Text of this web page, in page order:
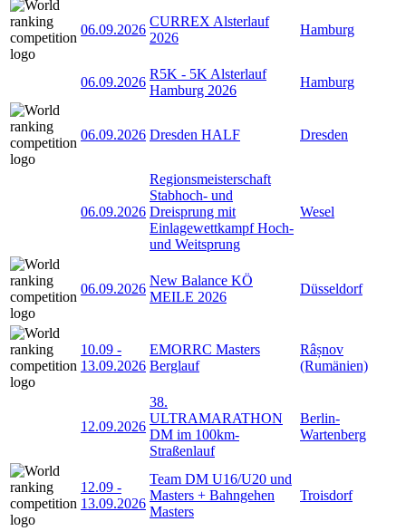
06.09.2026
CURREX Alsterlauf
2026
Hamburg
06.09.2026
R5K - 5K Alsterlauf
Hamburg 2026
Hamburg
06.09.2026 Dresden HALF Dresden
06.09.2026
Regionsmeisterschaft
Stabhoch- und
Dreisprung mit
Einlagewettkampf Hoch-
und Weitsprung
Wesel
06.09.2026
New Balance KÖ
MEILE 2026
Düsseldorf
10.09 -
13.09.2026
EMORRC Masters
Berglauf
Râșnov
(Rumänien)
12.09.2026
38.
ULTRAMARATHON
DM im 100km-
Straßenlauf
Berlin-
Wartenberg
12.09 -
13.09.2026
Team DM U16/U20 und
Masters + Bahngehen
Masters
Troisdorf